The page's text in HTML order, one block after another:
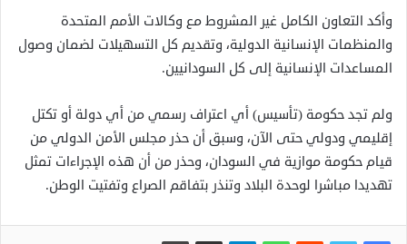
وأكد التعاون الكامل غير المشروط مع وكالات الأمم المتحدة
والمنظمات الإنسانية الدولية، وتقديم كل التسهيلات لضمان وصول
المساعدات الإنسانية إلى كل السودانيين.
ولم تجد حكومة (تأسيس) أي اعتراف رسمي من أي دولة أو تكتل
إقليمي ودولي حتى الآن، وسبق أن حذر مجلس الأمن الدولي من
قيام حكومة موازية في السودان، وحذر من أن هذه الإجراءات تمثل
تهديدا مباشرا لوحدة البلاد وتنذر بتفاقم الصراع وتفتيت الوطن.